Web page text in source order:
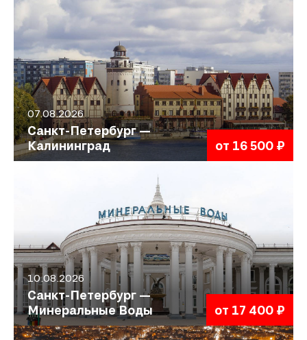
07.08.2026
Санкт-Петербург —
Калининград
от 16 500 ₽
10.08.2026
Санкт-Петербург —
Минеральные Воды
от 17 400 ₽